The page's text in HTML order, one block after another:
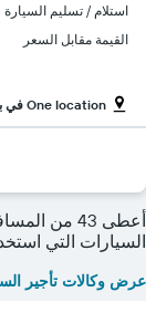
استلام / تسليم السيارة
القيمة مقابل السعر
One location في بونسيه
أعطى 43 من
السيارات التي
عرض وكالات تأجير